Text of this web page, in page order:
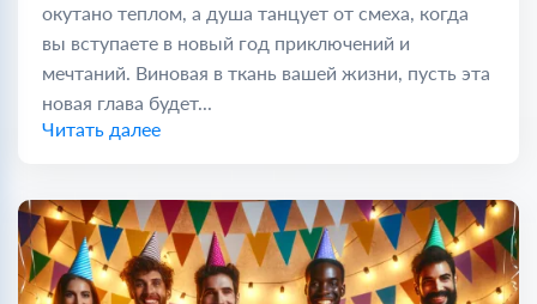
окутано теплом, а душа танцует от смеха, когда
вы вступаете в новый год приключений и
мечтаний. Виновая в ткань вашей жизни, пусть эта
новая глава будет...
Читать далее